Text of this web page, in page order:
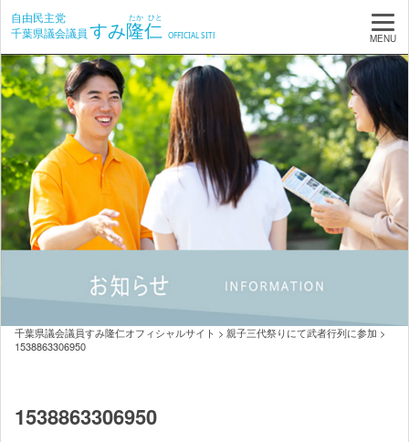
MENU
千葉県議会議員すみ隆仁オフィシャルサイト > 親子三代祭りにて武者行列に参加 >
1538863306950
1538863306950